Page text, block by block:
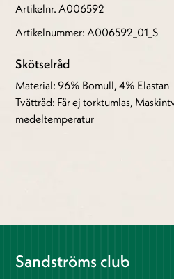
Artikelnr. A006592
Artikelnummer: A006592_01_S
Skötselråd
Material: 96% Bomull, 4% Elastan
Tvättråd: Får ej torktumlas,
medeltemperatur
Sandströms club